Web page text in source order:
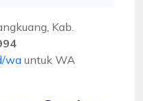
Kab.
wa untuk WA